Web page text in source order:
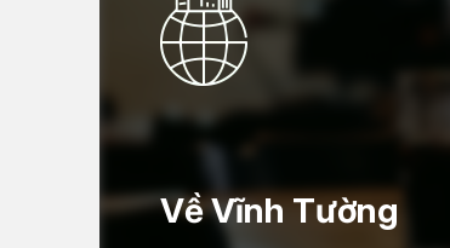
Về Vĩnh Tường